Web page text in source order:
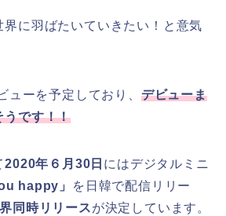
に羽ばたいていきたい！と意気
ューを予定しており、 デビューま
うです！！
2020年６月30日 にはデジタルミニ
happy」
を日韓で配信リリー
同時リリースが決定しています。